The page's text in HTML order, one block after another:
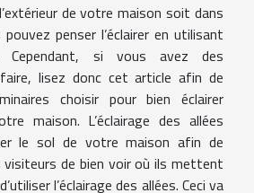
de votre maison soit dans
penser l’éclairer en utilisant
Cependant, si vous avez des
lisez donc cet article afin de
choisir pour bien éclairer
maison. L’éclairage des allées
le sol de votre maison afin de
de bien voir où ils mettent
l’éclairage des allées. Ceci va